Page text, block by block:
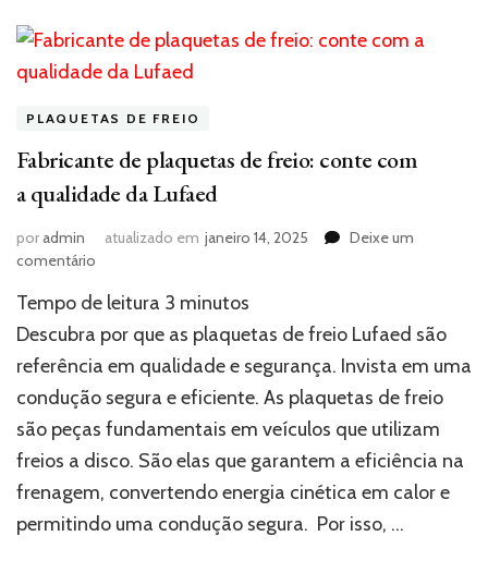
PLAQUETAS DE FREIO
Fabricante de plaquetas de freio: conte com
a qualidade da Lufaed
poradmin atualizado em janeiro 14, 2025
Deixe um
comentário
de
plaquetas
de
freio:
conte
com
a
qualidade
da
Lufaed
Tempo de leitura 3 minutos
Descubra por que as plaquetas de freio Lufaed são
referência em qualidade e segurança. Invista em uma
condução segura e eficiente. As plaquetas de freio
são peças fundamentais em veículos que utilizam
freios a disco. São elas que garantem a eficiência na
frenagem, convertendo energia cinética em calor e
permitindo uma condução segura. Por isso, …